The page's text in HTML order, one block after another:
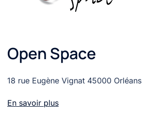
Open Space
18 rue Eugène Vignat 45000 Orléans
En savoir plus